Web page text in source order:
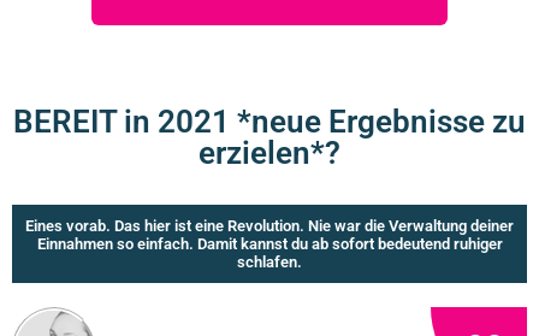
BEREIT in 2021 *neue Ergebnisse zu
erzielen*?
Eines vorab. Das hier ist eine Revolution. Nie war die Verwaltung deiner
Einnahmen so einfach. Damit kannst du ab sofort bedeutend ruhiger
schlafen.